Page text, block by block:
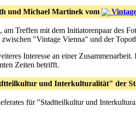
und Michael Martinek vom
am Treffen mit dem Initiatorenpaar des
"Vintage Vienna" und der
Interesse an einer
Zeiten betrifft.
und Interkulturalität" der
für "Stadtteilkultur und